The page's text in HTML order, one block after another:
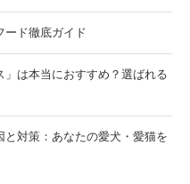
ード徹底ガイド
」は本当におすすめ？選ばれる
対策：あなたの愛犬・愛猫を